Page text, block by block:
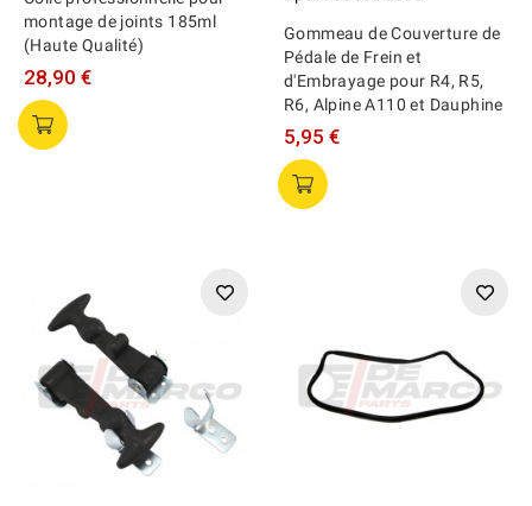
montage de joints 185ml
(Haute Qualité)
28,90 €
Gommeau de Couverture de
Pédale de Frein et
d'Embrayage pour R4, R5,
R6, Alpine A110 et Dauphine
5,95 €